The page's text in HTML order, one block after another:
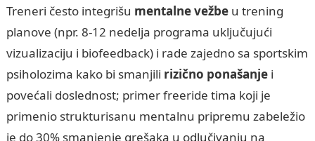
Treneri često integrišu mentalne vežbeu trening
planove (npr. 8-12 nedelja programa uključujući
vizualizaciju i biofeedback) i rade zajedno sa sportskim
psiholozima kako bi smanjili rizično ponašanjei
povećali doslednost; primer freeride tima koji je
primenio strukturisanu mentalnu pripremu zabeležio
je do 30% smanjenje grešaka u odlučivanju na